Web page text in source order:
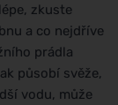
zkuste
a co nejdříve
prádla
působí svěže,
vodu, může